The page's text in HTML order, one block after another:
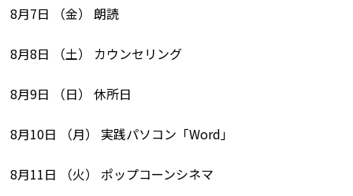
8月7日 （金） 朗読
8月8日 （土） カウンセリング
8月9日 （日） 休所日
8月10日 （月） 実践パソコン「Word」
8月11日 （火） ポップコーンシネマ